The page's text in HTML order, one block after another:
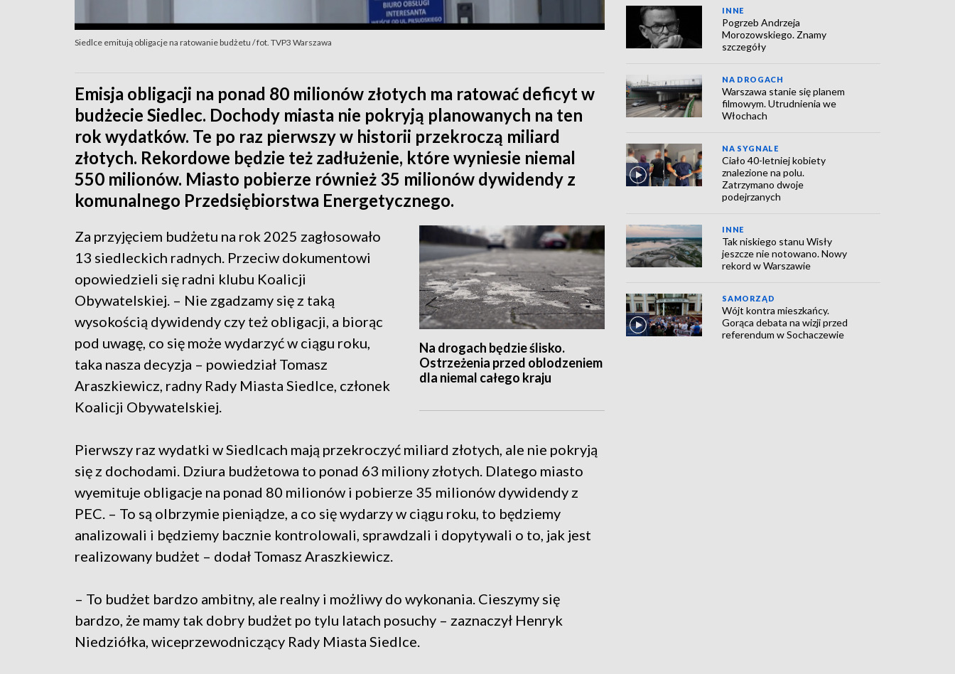
Siedlce emitują obligacje na ratowanie budżetu / fot. TVP3 Warszawa
Emisja obligacji na ponad 80 milionów złotych ma ratować deficyt w
budżecie Siedlec. Dochody miasta nie pokryją planowanych na ten
rok wydatków. Te po raz pierwszy w historii przekroczą miliard
złotych. Rekordowe będzie też zadłużenie, które wyniesie niemal
550 milionów. Miasto pobierze również 35 milionów dywidendy z
komunalnego Przedsiębiorstwa Energetycznego.
Na drogach będzie ślisko.
Ostrzeżenia przed oblodzeniem
dla niemal całego kraju
Za przyjęciem budżetu na rok 2025 zagłosowało
13 siedleckich radnych. Przeciw dokumentowi
opowiedzieli się radni klubu Koalicji
Obywatelskiej. – Nie zgadzamy się z taką
wysokością dywidendy czy też obligacji, a biorąc
pod uwagę, co się może wydarzyć w ciągu roku,
taka nasza decyzja – powiedział Tomasz
Araszkiewicz, radny Rady Miasta Siedlce, członek
Koalicji Obywatelskiej.
Pierwszy raz wydatki w Siedlcach mają przekroczyć miliard złotych, ale nie pokryją
się z dochodami. Dziura budżetowa to ponad 63 miliony złotych. Dlatego miasto
wyemituje obligacje na ponad 80 milionów i pobierze 35 milionów dywidendy z
PEC. – To są olbrzymie pieniądze, a co się wydarzy w ciągu roku, to będziemy
analizowali i będziemy bacznie kontrolowali, sprawdzali i dopytywali o to, jak jest
realizowany budżet – dodał Tomasz Araszkiewicz.
– To budżet bardzo ambitny, ale realny i możliwy do wykonania. Cieszymy się
bardzo, że mamy tak dobry budżet po tylu latach posuchy – zaznaczył Henryk
Niedziółka, wiceprzewodniczący Rady Miasta Siedlce.
INNE
Pogrzeb Andrzeja
Morozowskiego. Znamy
szczegóły
NA DROGACH
Warszawa stanie się planem
filmowym. Utrudnienia we
Włochach
NA SYGNALE
Ciało 40-letniej kobiety
znalezione na polu.
Zatrzymano dwoje
podejrzanych
INNE
Tak niskiego stanu Wisły
jeszcze nie notowano. Nowy
rekord w Warszawie
SAMORZĄD
Wójt kontra mieszkańcy.
Gorąca debata na wizji przed
referendum w Sochaczewie